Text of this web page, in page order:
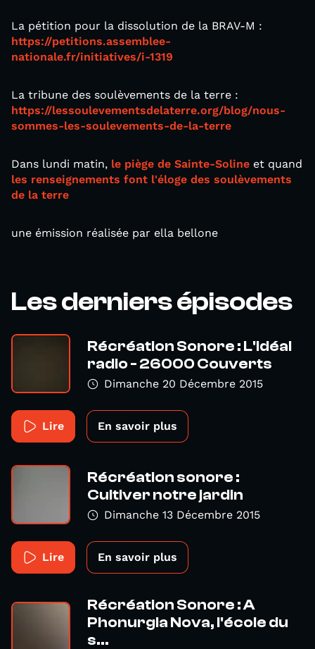
La pétition pour la dissolution de la BRAV-M :
https://petitions.assemblee-
nationale.fr/initiatives/i-1319
La tribune des soulèvements de la terre :
https://lessoulevementsdelaterre.org/blog/nous-
sommes-les-soulevements-de-la-terre
Dans lundi matin, le piège de Sainte-Soline et quand
les renseignements font l'éloge des soulèvements
de la terre
une émission réalisée par ella bellone
Les derniers épisodes
Récréation Sonore : L'idéal
radio - 26000 Couverts
Dimanche 20 Décembre 2015
Lire En savoir plus
Récréation sonore :
Cultiver notre jardin
Dimanche 13 Décembre 2015
Lire En savoir plus
Récréation Sonore : A
Phonurgia Nova, l'école du
s...